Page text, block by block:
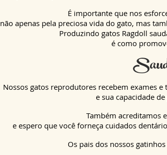
É importante que nos
não apenas pela preciosa vida do gato, mas
Produzindo gatos Ragdoll
é como
Nossos gatos reprodutores recebem exames
e sua capacidade
Também acreditamos
e espero que você forneça cuidados
Os pais dos nossos